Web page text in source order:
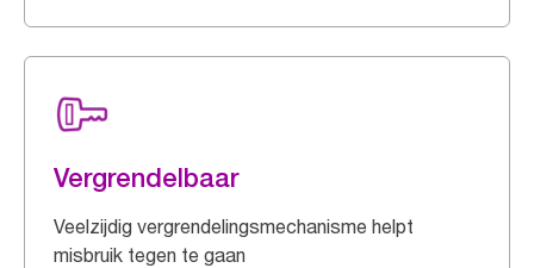
Vergrendelbaar
Veelzijdig vergrendelingsmechanisme helpt
misbruik tegen te gaan